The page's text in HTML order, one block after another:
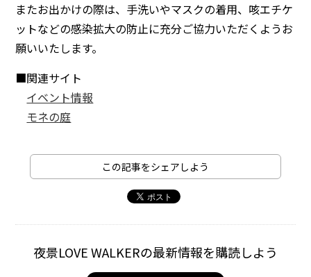
またお出かけの際は、手洗いやマスクの着用、咳エチケ
ットなどの感染拡大の防止に充分ご協力いただくようお
願いいたします。
■関連サイト
イベント情報
モネの庭
この記事をシェアしよう
夜景LOVE WALKERの最新情報を購読しよう